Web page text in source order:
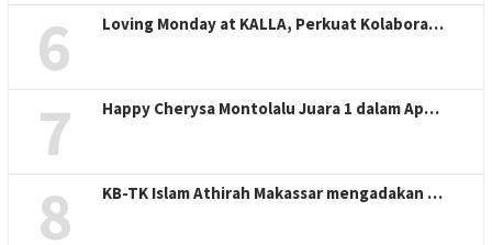
6 Loving Monday at KALLA, Perkuat Kolabora…
7 Happy Cherysa Montolalu Juara 1 dalam Ap…
8 KB-TK Islam Athirah Makassar mengadakan …